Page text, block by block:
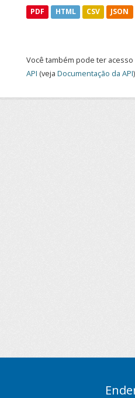
PDF HTML CSV JSON
Você também pode ter
API (veja Documentação da API